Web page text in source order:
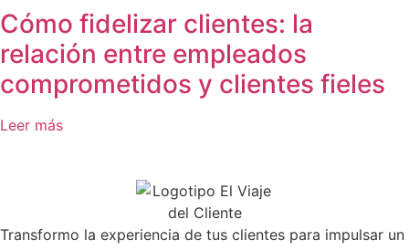
Cómo fidelizar clientes: la
relación entre empleados
comprometidos y clientes fieles
Leer más
Transformo la experiencia de tus clientes para impulsar un